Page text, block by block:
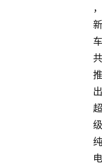
，
新
车
共
推
出
超
级
纯
电